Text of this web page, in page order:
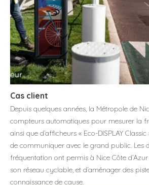
Cas client
Depuis quelques années, la Métropole de
compteurs automatiques pour mesurer la
ainsi que d’afficheurs « Eco-DISPLAY
de communiquer avec le grand public. Les
fréquentation ont permis à Nice Côte
son réseau cyclable, et d’aménager des
connaissance de cause.